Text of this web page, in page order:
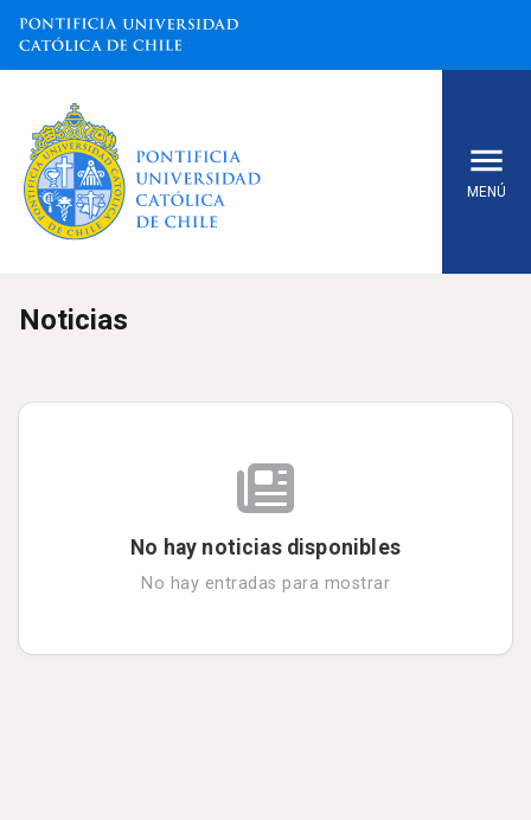
MENÚ
Noticias
Inicio Sesión Alumno/Egresado
Inicio Sesión Empresa
Noticias
No hay noticias disponibles
No hay entradas para mostrar